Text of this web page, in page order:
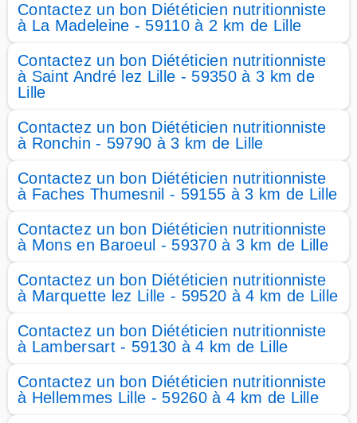
Contactez un bon Diététicien nutritionniste
à La Madeleine - 59110 à 2 km de Lille
Contactez un bon Diététicien nutritionniste
à Saint André lez Lille - 59350 à 3 km de
Lille
Contactez un bon Diététicien nutritionniste
à Ronchin - 59790 à 3 km de Lille
Contactez un bon Diététicien nutritionniste
à Faches Thumesnil - 59155 à 3 km de Lille
Contactez un bon Diététicien nutritionniste
à Mons en Baroeul - 59370 à 3 km de Lille
Contactez un bon Diététicien nutritionniste
à Marquette lez Lille - 59520 à 4 km de Lille
Contactez un bon Diététicien nutritionniste
à Lambersart - 59130 à 4 km de Lille
Contactez un bon Diététicien nutritionniste
à Hellemmes Lille - 59260 à 4 km de Lille